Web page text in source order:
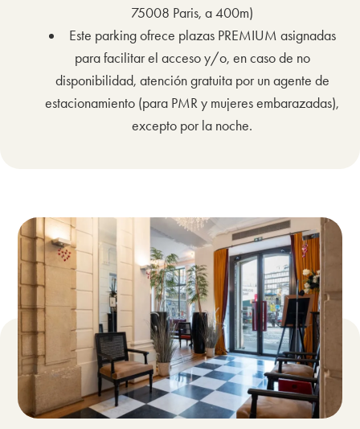
75008 Paris, a 400m)
Este parking ofrece plazas PREMIUM asignadas
para facilitar el acceso y/o, en caso de no
disponibilidad, atención gratuita por un agente de
estacionamiento (para PMR y mujeres embarazadas),
excepto por la noche.